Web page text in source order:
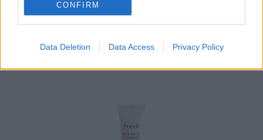
CONFIRM
Data Deletion Data Access Privacy Policy